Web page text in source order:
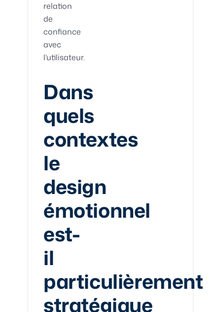
relation
de
confiance
avec
l’utilisateur.
Dans
quels
contextes
le
design
émotionnel
est-
il
particulièrement
stratégique